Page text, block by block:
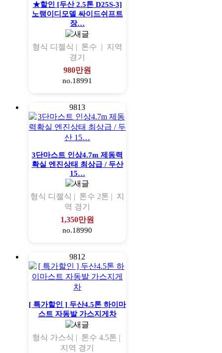
★할인 [두산 2.5톤 D25S-3]
노랭이디모델 싸이드쉬프트
장…
형식 디젤식 | 톤수 | 지역
경기
980만원
no.18991
9813
3단마스트 인상4.7m 제동력
확실 엔진상태 최상급 / 두산
15…
형식 디젤식 | 톤수 2톤 | 지
역 경기
1,350만원
no.18990
9812
[ 특가할인 ] 두산4.5톤 하이마
스트 자동발 가스지게차
형식 가스식 | 톤수 4.5톤 |
지역 경기